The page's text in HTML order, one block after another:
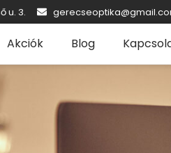
u. 3.
Akciók Blog